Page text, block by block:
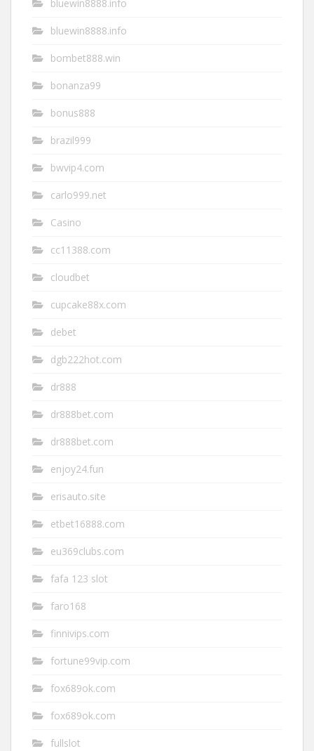
bluewin8888.info
bluewin8888.info
bombet888.win
bonanza99
bonus888
brazil999
bwvip4.com
carlo999.net
Casino
cc11388.com
cloudbet
cupcake88x.com
debet
dgb222hot.com
dr888
dr888bet.com
dr888bet.com
enjoy24.fun
erisauto.site
etbet16888.com
eu369clubs.com
fafa 123 slot
faro168
finnivips.com
fortune99vip.com
fox689ok.com
fox689ok.com
fullslot